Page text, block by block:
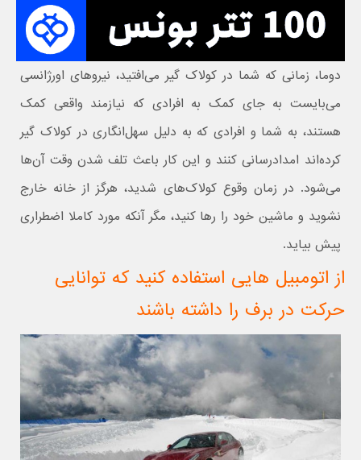
دوما، زمانی که شما در کولاک گیر می‌افتید، نیروهای اورژانسی
می‌بایست به جای کمک به افرادی که نیازمند واقعی کمک
هستند، به شما و افرادی که به دلیل سهل‌انگاری در کولاک گیر
کرده‌اند امدادرسانی کنند و این کار باعث تلف شدن وقت آن‌ها
می‌شود. در زمان وقوع کولاک‌های شدید، هرگز از خانه خارج
نشوید و ماشین خود را رها کنید، مگر آنکه مورد کاملا اضطراری
پیش بیاید.
از اتومبیل هایی استفاده کنید که توانایی
حرکت در برف را داشته باشند